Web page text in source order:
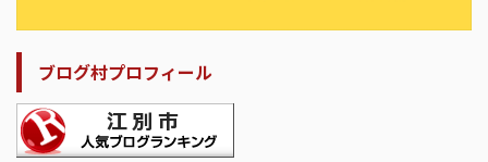
ブログ村プロフィール